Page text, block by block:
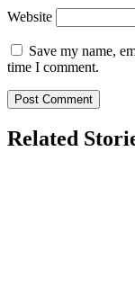
Website
Save my name,
time I comment.
Related